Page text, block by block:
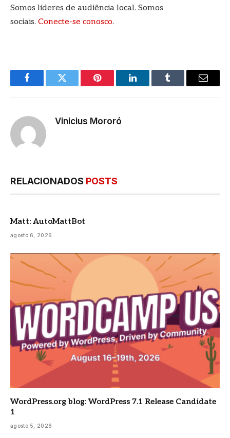
Somos líderes de audiência local. Somos
sociais. Conecte-se conosco.
FacebookTwitter Pinterest LinkedInTumblr
E-
Vinicius Mororó
RELACIONADOS POSTS
Matt: AutoMattBot
agosto 6, 2026
WordPress.org blog: WordPress 7.1 Release Candidate
1
agosto 5, 2026